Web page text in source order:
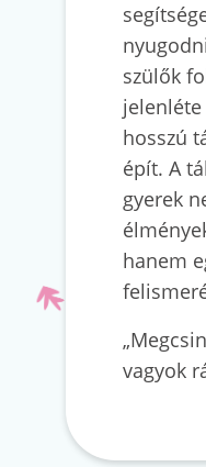
szülők
jelenléte
hosszú
épít. A
gyerek
hanem
vagyok